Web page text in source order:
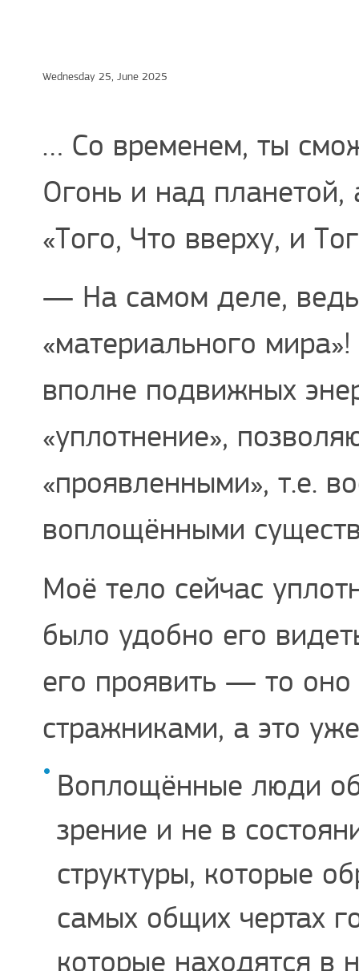
Wednesday 25, June 2025
… Со временем, ты
Огонь и над
«Того, Что вверху, и
— На самом деле, ведь
«материального
вполне подвижных
«уплотнение»,
«проявленными», т.е.
воплощёнными
Моё тело сейчас
было удобно его
его проявить — то оно
стражниками, а это
Воплощённые люди
зрение и не в
структуры, которые
самых общих чертах
которые находятся в